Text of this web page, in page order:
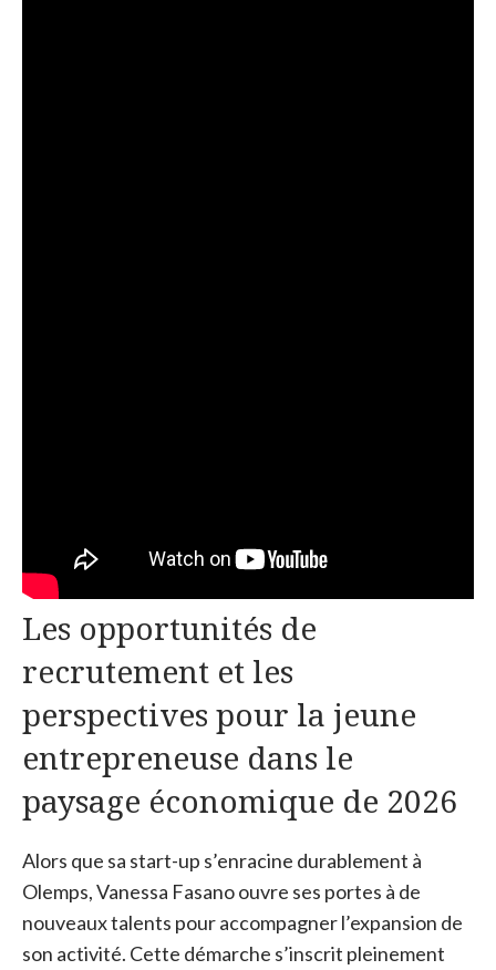
Les opportunités de
recrutement et les
perspectives pour la jeune
entrepreneuse dans le
paysage économique de 2026
Alors que sa start-up s’enracine durablement à
Olemps, Vanessa Fasano ouvre ses portes à de
nouveaux talents pour accompagner l’expansion de
son activité. Cette démarche s’inscrit pleinement